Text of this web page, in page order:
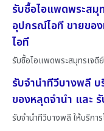
รับซื้อไอแพดพระสมุ
อุปกรณ์ไอที ขายขอ
ไอที
รับซื้อไอแพดพระสมุทรเจดี
รับจำนำทีวีบางพลี
ของหลุดจำนำ และ
รับจำนำทีวีบางพลี ให้บริกา